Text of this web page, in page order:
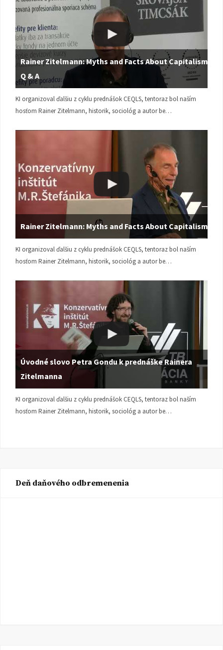
Rainer Zitelmann: Myths and Facts About Capitalism |
Q & A
KI organizoval ďalšiu z cyklu prednášok CEQLS, tentoraz bol naším
hosťom Rainer Zitelmann, historik, sociológ a autor be…
Rainer Zitelmann: Myths and Facts About Capitalism
KI organizoval ďalšiu z cyklu prednášok CEQLS, tentoraz bol naším
hosťom Rainer Zitelmann, historik, sociológ a autor be…
Úvodné slovo Petra Gondu k prednáške Rainera
Zitelmanna
KI organizoval ďalšiu z cyklu prednášok CEQLS, tentoraz bol naším
hosťom Rainer Zitelmann, historik, sociológ a autor be…
Deň daňového odbremenenia